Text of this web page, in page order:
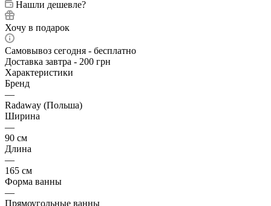
Нашли дешевле?
Хочу в подарок
Самовывоз сегодня - бесплатно
Доставка завтра - 200 грн
Характеристики
Бренд
—
Radaway (Польша)
Ширина
—
90 см
Длина
—
165 см
Форма ванны
—
Прямоугольные ванны